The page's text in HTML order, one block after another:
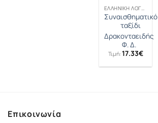
ΕΛΛΗΝΙΚΉ ΛΟΓΟΤΕΧΝΊΑ
Συναισθηματικό
ταξίδι
Δρακονταειδής
Φ. Δ.
Τιμή: 17.33€
Επικοινωνία